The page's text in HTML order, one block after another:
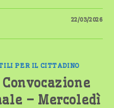
22/03/2026
PER IL CITTADINO
– Mercoledì